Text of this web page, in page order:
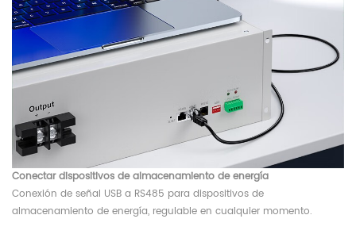
Conectar dispositivos de almacenamiento de energía
Conexión de señal USB a RS485 para dispositivos de
almacenamiento de energía, regulable en cualquier momento.